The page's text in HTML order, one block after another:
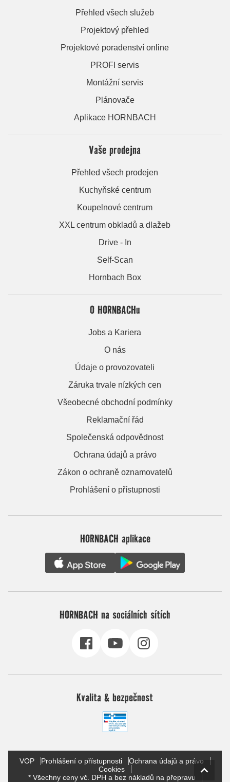
Přehled všech služeb
Projektový přehled
Projektové poradenství online
PROFI servis
Montážní servis
Plánovače
Aplikace HORNBACH
Vaše prodejna
Přehled všech prodejen
Kuchyňské centrum
Koupelnové centrum
XXL centrum obkladů a dlažeb
Drive - In
Self-Scan
Hornbach Box
O HORNBACHu
Jobs a Kariera
O nás
Údaje o provozovateli
Záruka trvale nízkých cen
Všeobecné obchodní podmínky
Reklamační řád
Společenská odpovědnost
Ochrana údajů a právo
Zákon o ochraně oznamovatelů
Prohlášení o přístupnosti
HORNBACH aplikace
HORNBACH na sociálních sítích
Kvalita & bezpečnost
VOP Prohlášení o přístupnosti
Ochrana údajů a právo
Cookies
* Všechny ceny vč. DPH a bez nákladů na přepravu